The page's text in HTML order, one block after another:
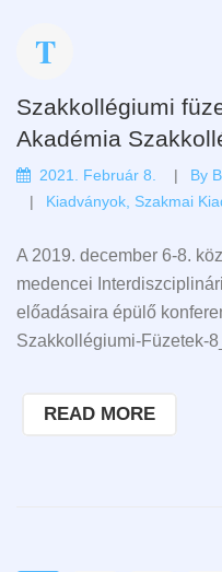
Szakkollégiumi
Akadémia
2021. Február 8. By
Kiadványok Szakmai
A 2019. december 6-8.
medencei
előadásaira épülő
Szakkollégiumi-Füzetek-
READ MORE